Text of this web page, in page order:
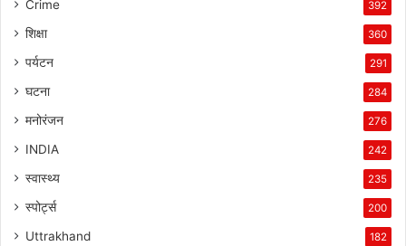
Crime 392
शिक्षा 360
पर्यटन 291
घटना 284
मनोरंजन 276
INDIA 242
स्वास्थ्य 235
स्पोर्ट्स 200
Uttrakhand 182